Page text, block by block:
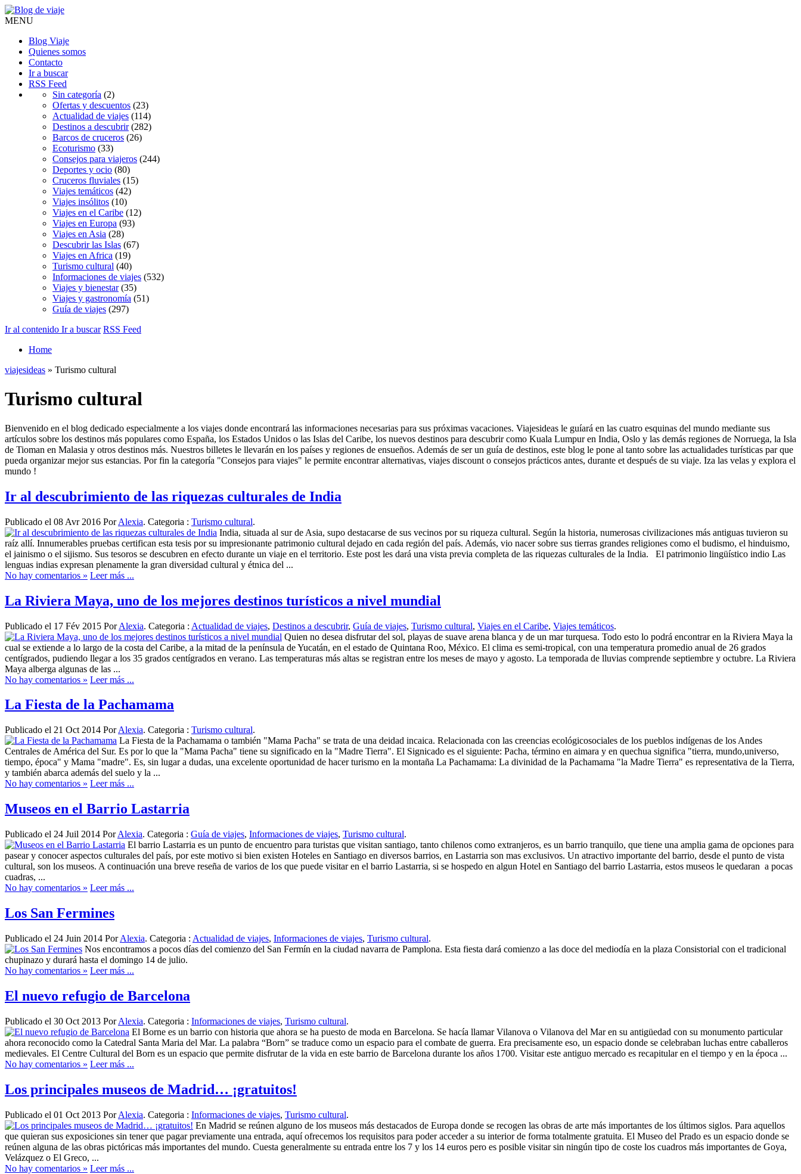
MENU
Blog Viaje
Quienes somos
Contacto
Ir a buscar
RSS Feed
Sin categoría (2)
Ofertas y descuentos (23)
Actualidad de viajes (114)
Destinos a descubrir(282)
Barcos de cruceros (26)
Ecoturismo (33)
Consejos para viajeros (244)
Deportes y ocio (80)
Cruceros fluviales (15)
Viajes temáticos (42)
Viajes insólitos (10)
Viajes en el Caribe (12)
Viajes en Europa (93)
Viajes en Asia (28)
Descubrir las Islas (67)
Viajes en Africa (19)
Turismo cultural (40)
Informaciones de viajes (532)
Viajes y bienestar(35)
Viajes y gastronomía (51)
Guía de viajes (297)
Ir al contenido Ir a buscar RSS Feed
Home
viajesideas » Turismo cultural
Turismo cultural
Bienvenido en el blog dedicado especialmente a los viajes donde encontrará las informaciones necesarias para sus próximas vacaciones. Viajesideas le guíará en las cuatro esquinas del mundo mediante sus
artículos sobre los destinos más populares como España, los Estados Unidos o las Islas del Caribe, los nuevos destinos para descubrir como Kuala Lumpur en India, Oslo y las demás regiones de Norruega, la Isla
de Tioman en Malasia y otros destinos más. Nuestros billetes le llevarán en los países y regiones de ensueños. Además de ser un guía de destinos, este blog le pone al tanto sobre las actualidades turísticas par que
pueda organizar mejor sus estancias. Por fin la categoría "Consejos para viajes" le permite encontrar alternativas, viajes discount o consejos prácticos antes, durante et después de su viaje. Iza las velas y explora el
mundo !
Ir al descubrimiento de las riquezas culturales de India
Publicado el 08 Avr 2016 PorAlexia. Categoria : Turismo cultural.
India, situada al sur de Asia, supo destacarse de sus vecinos por su riqueza cultural. Según la historia, numerosas civilizaciones más antiguas tuvieron su
raíz allí. Innumerables pruebas certifican esta tesis por su impresionante patrimonio cultural dejado en cada región del país. Además, vio nacer sobre sus tierras grandes religiones como el budismo, el hinduismo,
el jainismo o el sijismo. Sus tesoros se descubren en efecto durante un viaje en el territorio. Este post les dará una vista previa completa de las riquezas culturales de la India. El patrimonio lingüístico indio Las
lenguas indias expresan plenamente la gran diversidad cultural y étnica del ...
No hay comentarios » Leer más ...
La Riviera Maya, uno de los mejores destinos turísticos a nivel mundial
Publicado el 17 Fév 2015 PorAlexia. Categoria : Actualidad de viajes, Destinos a descubrir, Guía de viajes, Turismo cultural, Viajes en el Caribe, Viajes temáticos.
Quien no desea disfrutar del sol, playas de suave arena blanca y de un mar turquesa. Todo esto lo podrá encontrar en la Riviera Maya la
cual se extiende a lo largo de la costa del Caribe, a la mitad de la península de Yucatán, en el estado de Quintana Roo, México. El clima es semi-tropical, con una temperatura promedio anual de 26 grados
centígrados, pudiendo llegar a los 35 grados centígrados en verano. Las temperaturas más altas se registran entre los meses de mayo y agosto. La temporada de lluvias comprende septiembre y octubre. La Riviera
Maya alberga algunas de las ...
No hay comentarios » Leer más ...
La Fiesta de la Pachamama
Publicado el 21 Oct 2014 PorAlexia. Categoria : Turismo cultural.
La Fiesta de la Pachamama o también "Mama Pacha" se trata de una deidad incaica. Relacionada con las creencias ecológico­sociales de los pueblos indígenas de los Andes
Centrales de América del Sur. Es por lo que la "Mama Pacha" tiene su significado en la "Madre Tierra". El Signicado es el siguiente: Pacha, término en aimara y en quechua significa "tierra, mundo,universo,
tiempo, época" y Mama "madre". Es, sin lugar a dudas, una excelente oportunidad de hacer turismo en la montaña La Pachamama: La divinidad de la Pachamama "la Madre Tierra" es representativa de la Tierra,
y también abarca además del suelo y la ...
No hay comentarios » Leer más ...
Museos en el Barrio Lastarria
Publicado el 24 Juil 2014 PorAlexia. Categoria : Guía de viajes, Informaciones de viajes, Turismo cultural.
El barrio Lastarria es un punto de encuentro para turistas que visitan santiago, tanto chilenos como extranjeros, es un barrio tranquilo, que tiene una amplia gama de opciones para
pasear y conocer aspectos culturales del país, por este motivo si bien existen Hoteles en Santiago en diversos barrios, en Lastarria son mas exclusivos. Un atractivo importante del barrio, desde el punto de vista
cultural, son los museos. A continuación una breve reseña de varios de los que puede visitar en el barrio Lastarria, si se hospedo en algun Hotel en Santiago del barrio Lastarria, estos museos le quedaran a pocas
cuadras, ...
No hay comentarios » Leer más ...
Los San Fermines
Publicado el 24 Juin 2014 PorAlexia. Categoria : Actualidad de viajes, Informaciones de viajes, Turismo cultural.
Nos encontramos a pocos días del comienzo del San Fermín en la ciudad navarra de Pamplona. Esta fiesta dará comienzo a las doce del mediodía en la plaza Consistorial con el tradicional
chupinazo y durará hasta el domingo 14 de julio.
No hay comentarios » Leer más ...
El nuevo refugio de Barcelona
Publicado el 30 Oct 2013 PorAlexia. Categoria : Informaciones de viajes, Turismo cultural.
El Borne es un barrio con historia que ahora se ha puesto de moda en Barcelona. Se hacía llamar Vilanova o Vilanova del Mar en su antigüedad con su monumento particular
ahora reconocido como la Catedral Santa Maria del Mar. La palabra “Born” se traduce como un espacio para el combate de guerra. Era precisamente eso, un espacio donde se celebraban luchas entre caballeros
medievales. El Centre Cultural del Born es un espacio que permite disfrutar de la vida en este barrio de Barcelona durante los años 1700. Visitar este antiguo mercado es recapitular en el tiempo y en la época ...
No hay comentarios » Leer más ...
Los principales museos de Madrid… ¡gratuitos!
Publicado el 01 Oct 2013 PorAlexia. Categoria : Informaciones de viajes, Turismo cultural.
En Madrid se reúnen alguno de los museos más destacados de Europa donde se recogen las obras de arte más importantes de los últimos siglos. Para aquellos
que quieran sus exposiciones sin tener que pagar previamente una entrada, aquí ofrecemos los requisitos para poder acceder a su interior de forma totalmente gratuita. El Museo del Prado es un espacio donde se
reúnen alguna de las obras pictóricas más importantes del mundo. Cuesta generalmente su entrada entre los 7 y los 14 euros pero es posible visitar sin ningún tipo de coste los cuadros más importantes de Goya,
Velázquez o El Greco, ...
No hay comentarios » Leer más ...